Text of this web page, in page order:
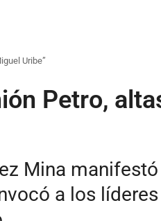
Uribe”
Petro,
Mina
a los